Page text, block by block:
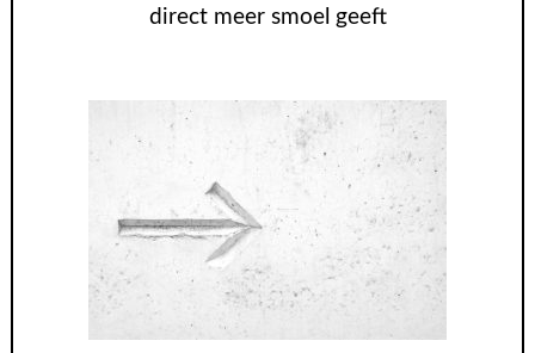
direct meer smoel geeft